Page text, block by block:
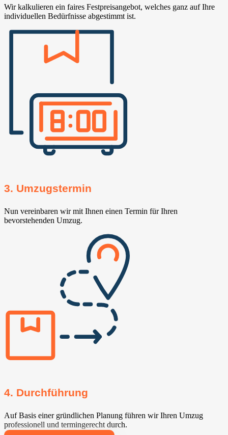
Wir kalkulieren ein faires Festpreisangebot, welches ganz auf Ihre
individuellen Bedürfnisse abgestimmt ist.
3. Umzugstermin
Nun vereinbaren wir mit Ihnen einen Termin für Ihren
bevorstehenden Umzug.
4. Durchführung
Auf Basis einer gründlichen Planung führen wir Ihren Umzug
professionell und termingerecht durch.